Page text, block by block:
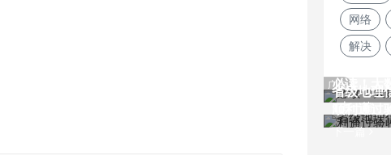
网络
解决
广告
上一篇
必读！大
下一篇
省级地理